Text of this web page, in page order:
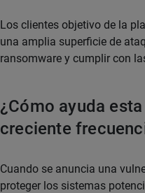
Los clientes objetivo de la
una amplia superficie de
ransomware y cumplir con
¿Cómo ayuda
creciente
Cuando se anuncia una
proteger los sistemas